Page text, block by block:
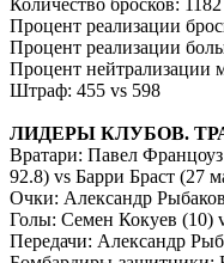
Процент реализации
Процент реализации
Процент нейтрализации
Штраф: 455 vs 598
ЛИДЕРЫ КЛУБОВ.
Вратари: Павел
92.8) vs Барри Браст (27
Очки: Александр
Голы: Семен Кокуев (10)
Передачи: Александр